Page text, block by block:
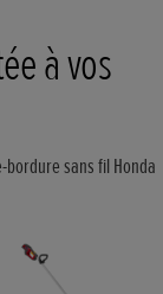
à vos
bordure sans fil Honda